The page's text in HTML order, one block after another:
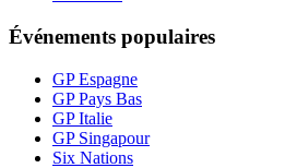
Événements populaires
GP Espagne
GP Pays Bas
GP Italie
GP Singapour
Six Nations